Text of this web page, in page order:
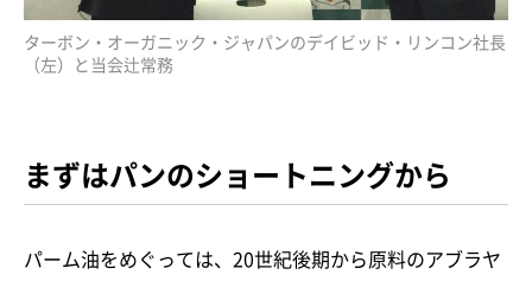
ターボン・オーガニック・ジャパンのデイビッド・リンコン社長
（左）と当会辻常務
まずはパンのショートニングから
パーム油をめぐっては、20世紀後期から原料のアブラヤ